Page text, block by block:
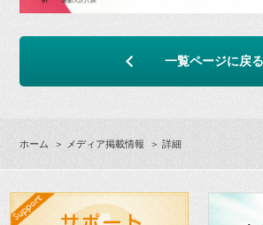
一覧ページに戻る
ホーム ＞ メディア掲載情報 ＞ 詳細